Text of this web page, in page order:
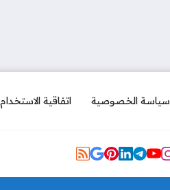
سياسة الخصوصية اتفاقية الاستخدام
Social Links